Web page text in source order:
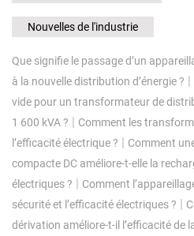
Nouvelles de l'industrie
Que signifie le passage d’un
à la nouvelle distribution d’énergie ? |
vide pour un transformateur de
1 600 kVA ? | Comment les
l’efficacité électrique ? | Comment
compacte DC améliore-t-elle la
électriques ? | Comment
sécurité et l’efficacité électriques ? |
dérivation améliore-t-il l’efficacité de